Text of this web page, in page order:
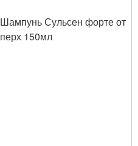
Шампунь Сульсен форте от
перх 150мл